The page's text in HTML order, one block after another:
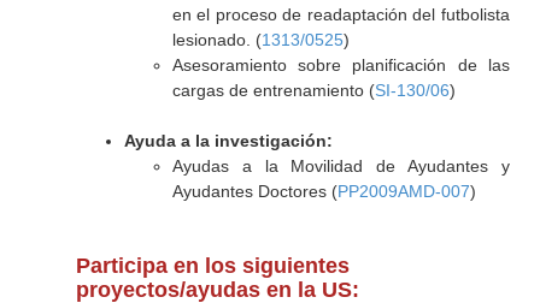
en el proceso de readaptación del futbolista
lesionado. (1313/0525)
Asesoramiento sobre planificación de las
cargas de entrenamiento (SI-130/06)
Ayuda a la investigación:
Ayudas a la Movilidad de Ayudantes y
Ayudantes Doctores (PP2009AMD-007)
Participa en los siguientes
proyectos/ayudas en la US: